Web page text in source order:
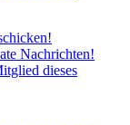
Nachrichten!
dieses